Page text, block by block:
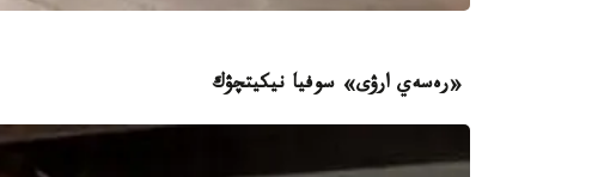
«رەسەي ارۋى» سوفيا نيكيتچۋك